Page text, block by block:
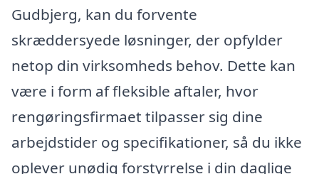
Gudbjerg, kan du forvente
skræddersyede løsninger, der opfylder
netop din virksomheds behov. Dette kan
være i form af fleksible aftaler, hvor
rengøringsfirmaet tilpasser sig dine
arbejdstider og specifikationer, så du ikke
oplever unødig forstyrrelse i din daglige